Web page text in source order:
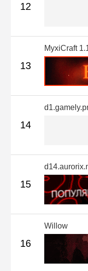
12
13
MyxiCraft
14
15
16
Willow